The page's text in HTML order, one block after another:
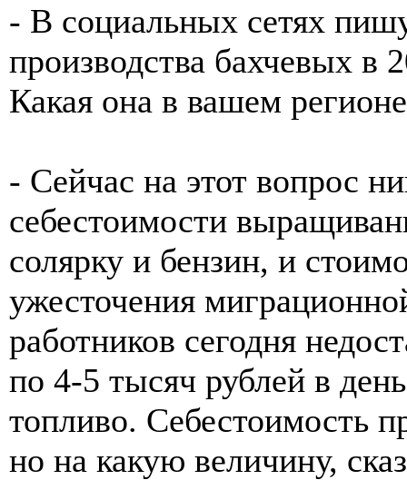
- В социальных сетях
производства бахчевых в
Какая она в вашем
- Сейчас на этот вопрос
себестоимости
солярку и бензин, и
ужесточения
работников сегодня
по 4-5 тысяч рублей в
топливо. Себестоимость
но на какую величину,